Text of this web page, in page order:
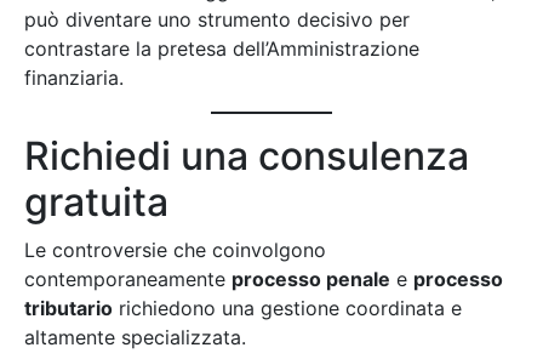
può diventare uno strumento decisivo per
contrastare la pretesa dell’Amministrazione
finanziaria.
Richiedi una consulenza
gratuita
Le controversie che coinvolgono
contemporaneamente processo penale e processo
tributario richiedono una gestione coordinata e
altamente specializzata.